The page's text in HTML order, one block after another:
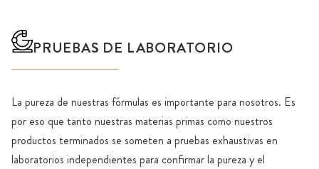
PRUEBAS DE LABORATORIO
La pureza de nuestras fórmulas es importante para nosotros. Es
por eso que tanto nuestras materias primas como nuestros
productos terminados se someten a pruebas exhaustivas en
laboratorios independientes para confirmar la pureza y el